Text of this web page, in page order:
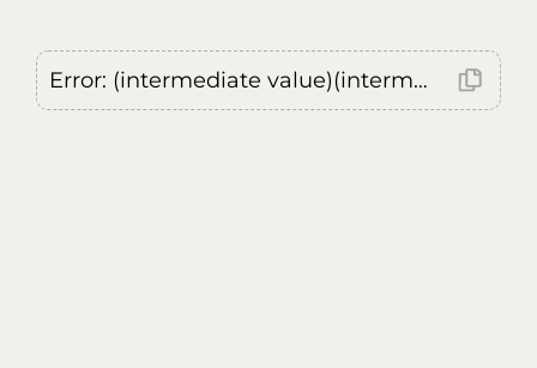
Error: (intermediate value)(intermediate value)(intermediate value).replaceAll is not a function